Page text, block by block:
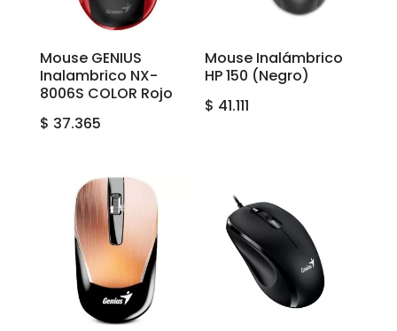
Mouse GENIUS
Inalambrico NX-
8006S COLOR Rojo
$ 37.365
Mouse Inalámbrico
HP 150 (Negro)
$ 41.111